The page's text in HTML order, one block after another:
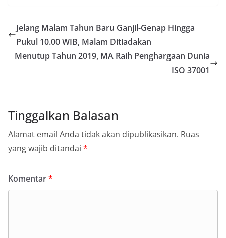
Jelang Malam Tahun Baru Ganjil-Genap Hingga
Pukul 10.00 WIB, Malam Ditiadakan
Menutup Tahun 2019, MA Raih Penghargaan Dunia
ISO 37001
Tinggalkan Balasan
Alamat email Anda tidak akan dipublikasikan. Ruas
yang wajib ditandai *
Komentar*